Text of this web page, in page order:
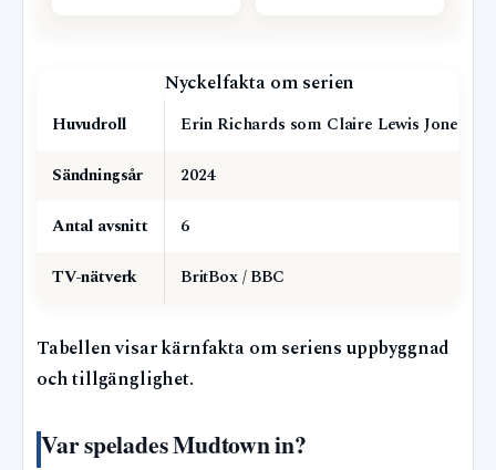
Nyckelfakta om serien
Huvudroll
Erin Richards som Claire Lewis Jones
Sändningsår
2024
Antal avsnitt
6
TV-nätverk
BritBox / BBC
Tabellen visar kärnfakta om seriens uppbyggnad
och tillgänglighet.
Var spelades Mudtown in?